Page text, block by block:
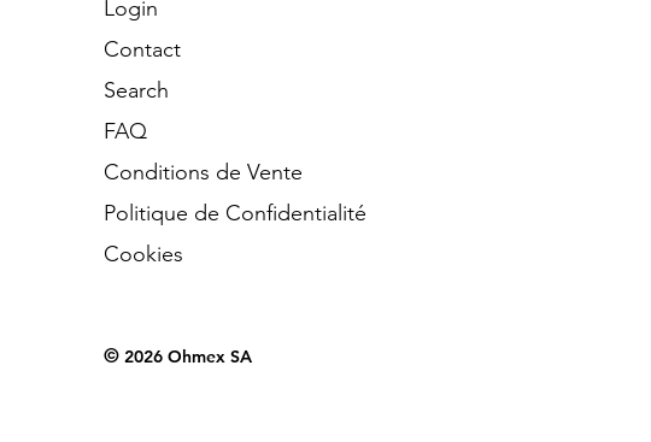
Login
Contact
Search
​FAQ
Conditions de Vente
Politique de Confidentialité
Cookies
©2026 Ohmex SA